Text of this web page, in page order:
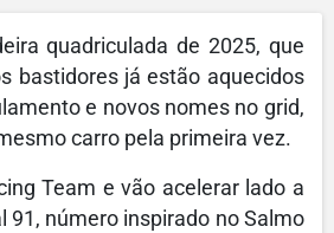
quadriculada de 2025, que
bastidores já estão aquecidos
e novos nomes no grid,
carro pela primeira vez.
Team e vão acelerar lado a
91, número inspirado no Salmo